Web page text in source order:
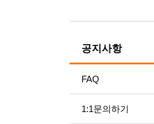
공지사항
FAQ
1:1문의하기